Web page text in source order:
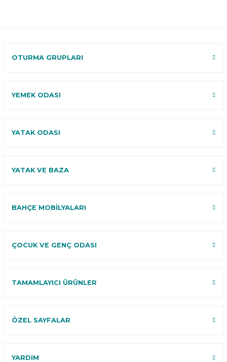
OTURMA GRUPLARI
YEMEK ODASI
YATAK ODASI
YATAK VE BAZA
BAHÇE MOBİLYALARI
ÇOCUK VE GENÇ ODASI
TAMAMLAYICI ÜRÜNLER
ÖZEL SAYFALAR
YARDIM